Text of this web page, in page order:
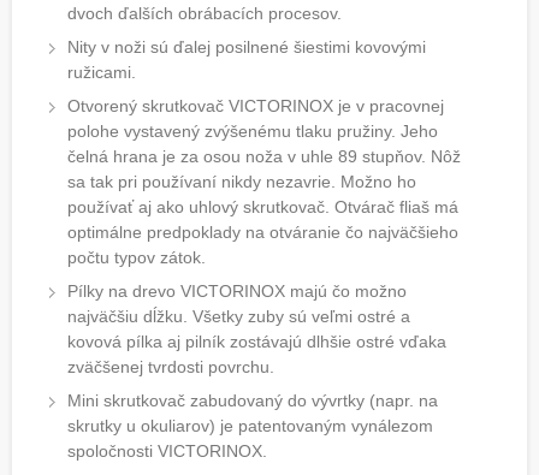
dvoch ďalších obrábacích procesov.
Nity v noži sú ďalej posilnené šiestimi kovovými
ružicami.
Otvorený skrutkovač VICTORINOX je v pracovnej
polohe vystavený zvýšenému tlaku pružiny. Jeho
čelná hrana je za osou noža v uhle 89 stupňov. Nôž
sa tak pri používaní nikdy nezavrie. Možno ho
používať aj ako uhlový skrutkovač. Otvárač fliaš má
optimálne predpoklady na otváranie čo najväčšieho
počtu typov zátok.
Pílky na drevo VICTORINOX majú čo možno
najväčšiu dĺžku. Všetky zuby sú veľmi ostré a
kovová pílka aj pilník zostávajú dlhšie ostré vďaka
zväčšenej tvrdosti povrchu.
Mini skrutkovač zabudovaný do vývrtky (napr. na
skrutky u okuliarov) je patentovaným vynálezom
spoločnosti VICTORINOX.